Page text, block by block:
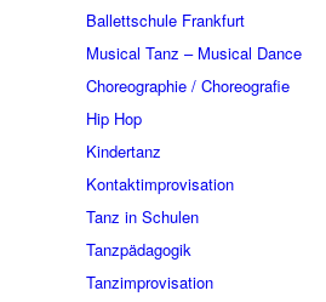
Ballettschule Frankfurt
Musical Tanz – Musical Dance
Choreographie / Choreografie
Hip Hop
Kindertanz
Kontaktimprovisation
Tanz in Schulen
Tanzpädagogik
Tanzimprovisation